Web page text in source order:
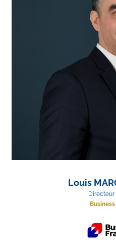
Louis
Directeur